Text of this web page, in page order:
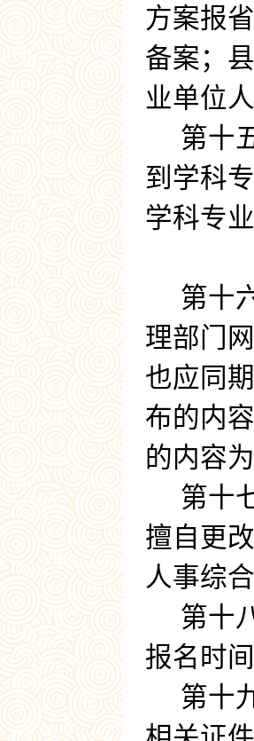
方案报
备案；
业单位
第十
到学科
学科专
第十
理部门
也应同
布的内
的内容
第十
擅自更
人事综
第十
报名时
第十